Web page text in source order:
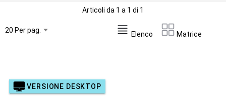
Articoli da 1 a 1 di 1
Elenco Matrice
VERSIONE DESKTOP